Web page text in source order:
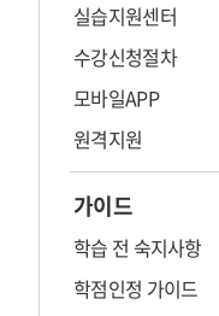
실습지원센터
수강신청절차
모바일APP
원격지원
가이드
학습 전 숙지사항
학점인정 가이드